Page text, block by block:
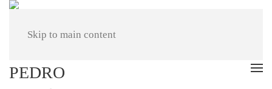
Skip to main content